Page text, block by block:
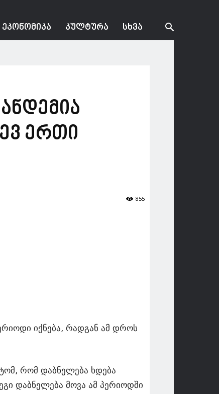
ᲔᲙᲝᲜᲝᲛᲘᲙᲐ ᲙᲣᲚᲢᲣᲠᲐ ᲡᲮᲕᲐ
ერთი
855
იქნება, რადგან ამ დროს
რომ დაბნელება ხდება
დაბნელება მოვა ამ პერიოდში